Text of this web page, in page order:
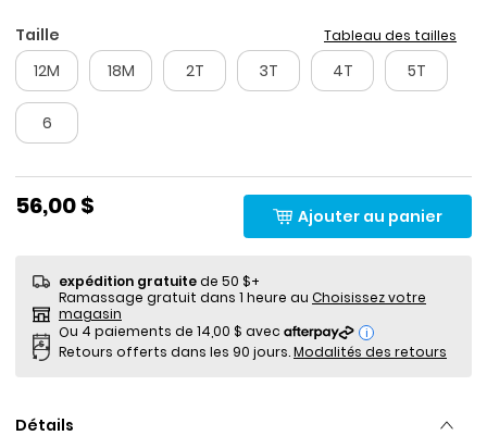
Taille Tableau des tailles
12M 18M 2T 3T 4T 5T
6
56,00 $ Ajouter au panier
expédition gratuitede 50 $+
Ramassage gratuit dans 1 heure au Choisissez votre
magasin
i
Retours offerts dans les 90 jours.Modalités des retours
Détails